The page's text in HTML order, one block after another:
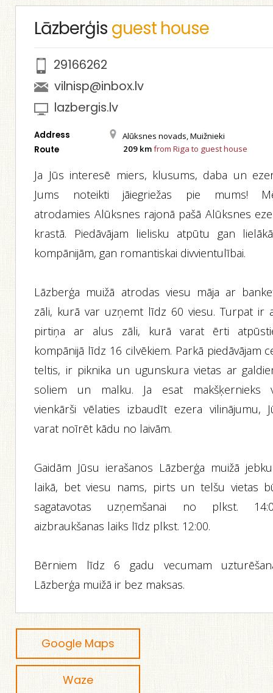
Lāzberģis guest house
29166262
vilnisp@inbox.lv
lazbergis.lv
Address Alūksnes novads, Muižnieki
Route 209 kmfrom Riga to guest house
Ja Jūs interesē miers, klusums, daba un
Jums noteikti jāiegriežas pie mums!
atrodamies Alūksnes rajonā pašā Alūksnes
krastā. Piedāvājam lielisku atpūtu gan
kompānijām, gan romantiskai divvientulībai.
Lāzberģa muižā atrodas viesu māja ar
zāli, kurā var uzņemt līdz 60 viesu. Turpat ir
pirtiņa ar alus zāli, kurā varat ērti
kompānijā līdz 16 cilvēkiem. Parkā piedāvājam
teltis, ir piknika un ugunskura vietas ar
soliem un malku. Ja esat makšķernieks
vienkārši vēlaties izbaudīt ezera vilinājumu,
varat noīrēt kādu no laivām.
Gaidām Jūsu ierašanos Lāzberģa muižā
laikā, bet viesu nams, pirts un telšu vietas
sagatavotas uzņemšanai no plkst.
aizbraukšanas laiks līdz plkst. 12:00.
Bērniem līdz 6 gadu vecumam
Lāzberģa muižā ir bez maksas.
Google Maps
Waze